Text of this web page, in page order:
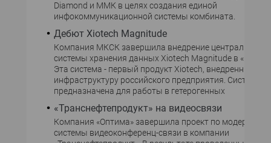
Diamond и ММК в целях создания единой
инфокоммуникационной системы комбината.
Дебют Xiotech Magnitude
Компания МКСК завершила внедрение
системы хранения данных Xiotech Magnitude в
Эта система - первый продукт Xiotech, внедренный в
инфраструктуру российского предприятия. Система
предназначена для работы в гетерогенных
«Транснефтепродукт» на видеосвязи
Компания «Оптима» завершила проект по
системы видеоконференц-связи в компании